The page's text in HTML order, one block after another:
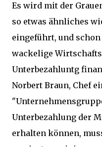
Es wird mit der
so etwas ähnliches
eingeführt, und
wackelige
Unterbezahluntg
Norbert Braun, Chef
Unterbezahlung der
erhalten können,